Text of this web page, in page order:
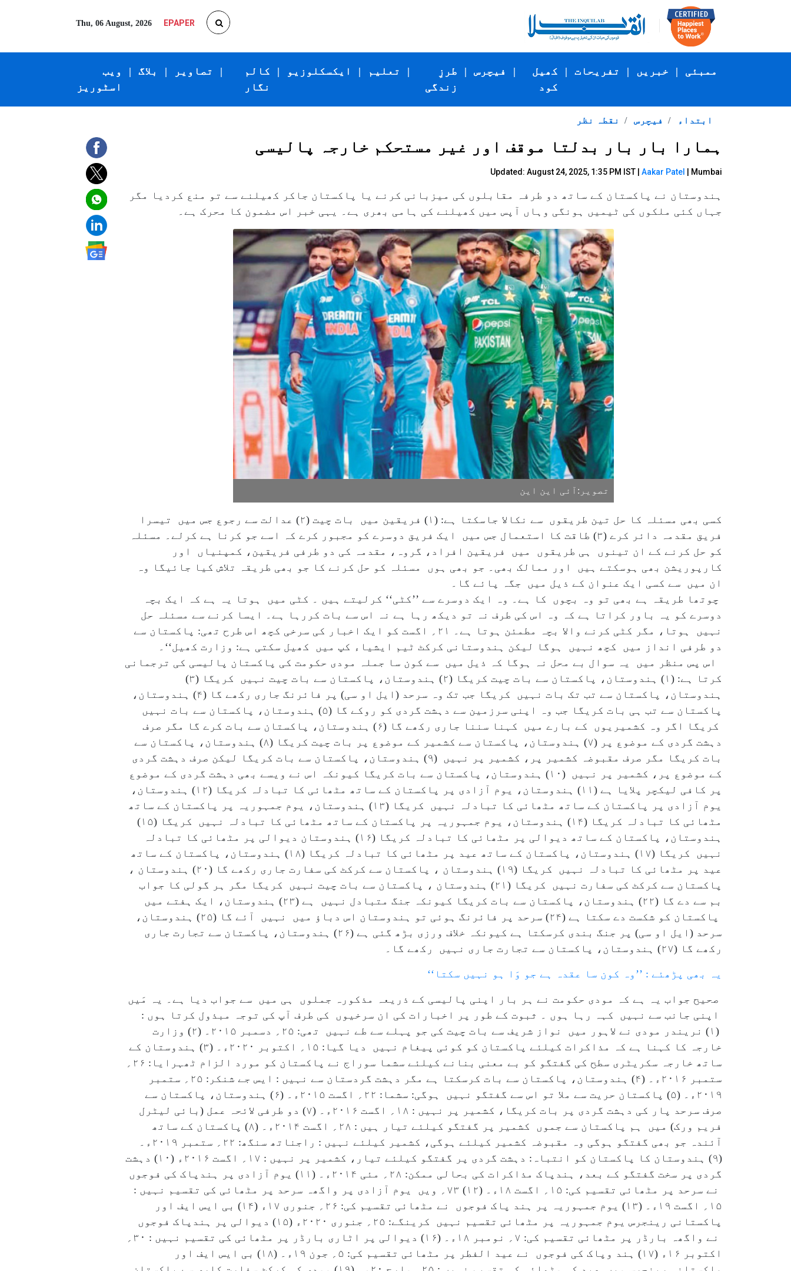
Thu, 06 August, 2026 EPAPER
ویب
اسٹوریز
| بلاگ | تصاویر |
کالم
نگار
| ایکسکلوزیو | تعلیم |
طرزِ
زندگی
| فیچرس |
کھیل
کود
| تفریحات | خبریں | ممبئی
نقطہ نظر فیچرس ابتداء
ہمارا بار بار بدلتا موقف اور غیر مستحکم خارجہ پالیسی
Updated: August 24, 2025, 1:35 PM IST | Aakar Patel | Mumbai
ہندوستان نے پاکستان کے ساتھ دو طرفہ مقابلوں کی میزبانی کرنے یا پاکستان جاکر کھیلنے سے تو منع کردیا مگر
جہاں کئی ملکوں کی ٹیمیں ہونگی وہاں آپس میں کھیلنے کی ہامی بھری ہے۔ یہی خبر اس مضمون کا محرک ہے۔
تصویر:آئی این این
کسی بھی مسئلہ کا حل تین طریقوں سے نکالا جاسکتا ہے: (۱) فریقین میں بات چیت (۲) عدالت سے رجوع جس میں تیسرا
فریق مقدمہ دائر کرے (۳) طاقت کا استعمال جس میں ایک فریق دوسرے کو مجبور کرے کہ اسے جو کرنا ہے کرلے۔ مسئلہ
کو حل کرنے کے ان تینوں ہی طریقوں میں فریقین افراد، گروہ، مقدمہ کی دو طرفی فریقین، کمپنیاں اور
کارپوریشن بھی ہوسکتے ہیں اور ممالک بھی۔ جو بھی ہوں مسئلہ کو حل کرنے کا جو بھی طریقہ تلاش کیا جائیگا وہ
ان میں سے کسی ایک عنوان کے ذیل میں جگہ پائے گا۔
چوتھا طریقہ ہے بھی تو وہ بچوں کا ہے۔ وہ ایک دوسرے سے ’’کٹی‘‘ کرلیتے ہیں ۔ کٹی میں ہوتا یہ ہے کہ ایک بچہ
دوسرے کو یہ باور کراتا ہے کہ وہ اس کی طرف نہ تو دیکھ رہا ہے نہ اس سے بات کررہا ہے۔ ایسا کرنے سے مسئلہ حل
نہیں ہوتا، مگر کٹی کرنے والا بچہ مطمئن ہوتا ہے۔ ۲۱؍ اگست کو ایک اخبار کی سرخی کچھ اس طرح تھی: پاکستان سے
دو طرفی انداز میں کچھ نہیں ہوگا لیکن ہندوستانی کرکٹ ٹیم ایشیاء کپ میں کھیل سکتی ہے: وزارت کھیل‘‘۔
اس پس منظر میں یہ سوال بے محل نہ ہوگا کہ ذیل میں سے کون سا جملہ مودی حکومت کی پاکستان پالیسی کی ترجمانی
کرتا ہے: (۱) ہندوستان، پاکستان سے بات چیت کریگا (۲) ہندوستان، پاکستان سے بات چیت نہیں کریگا (۳)
ہندوستان، پاکستان سے تب تک بات نہیں کریگا جب تک وہ سرحد (ایل او سی) پر فائرنگ جاری رکھے گا (۴) ہندوستان،
پاکستان سے تب ہی بات کریگا جب وہ اپنی سرزمین سے دہشت گردی کو روکے گا (۵) ہندوستان، پاکستان سے بات نہیں
کریگا اگر وہ کشمیریوں کے بارے میں کہنا سننا جاری رکھے گا (۶) ہندوستان، پاکستان سے بات کرے گا مگر صرف
دہشت گردی کے موضوع پر (۷) ہندوستان، پاکستان سے کشمیر کے موضوع پر بات چیت کریگا (۸) ہندوستان، پاکستان سے
بات کریگا مگر صرف مقبوضہ کشمیر پر، کشمیر پر نہیں (۹) ہندوستان، پاکستان سے بات کریگا لیکن صرف دہشت گردی
کے موضوع پر، کشمیر پر نہیں (۱۰) ہندوستان، پاکستان سے بات کریگا کیونکہ اس نے ویسے بھی دہشت گردی کے موضوع
پر کافی لیکچر پلایا ہے (۱۱) ہندوستان، یوم آزادی پر پاکستان کے ساتھ مٹھائی کا تبادلہ کریگا (۱۲) ہندوستان،
یوم آزادی پر پاکستان کے ساتھ مٹھائی کا تبادلہ نہیں کریگا (۱۳) ہندوستان، یوم جمہوریہ پر پاکستان کے ساتھ
مٹھائی کا تبادلہ کریگا (۱۴) ہندوستان، یوم جمہوریہ پر پاکستان کے ساتھ مٹھائی کا تبادلہ نہیں کریگا (۱۵)
ہندوستان، پاکستان کے ساتھ دیوالی پر مٹھائی کا تبادلہ کریگا (۱۶) ہندوستان دیوالی پر مٹھائی کا تبادلہ
نہیں کریگا (۱۷) ہندوستان، پاکستان کے ساتھ عید پر مٹھائی کا تبادلہ کریگا (۱۸) ہندوستان، پاکستان کے ساتھ
عید پر مٹھائی کا تبادلہ نہیں کریگا (۱۹) ہندوستان ، پاکستان سے کرکٹ کی سفارت جاری رکھے گا (۲۰) ہندوستان ،
پاکستان سے کرکٹ کی سفارت نہیں کریگا (۲۱) ہندوستان ، پاکستان سے بات چیت نہیں کریگا مگر ہر گولی کا جواب
بم سے دے گا (۲۲) ہندوستان، پاکستان سے بات کریگا کیونکہ جنگ متبادل نہیں ہے (۲۳) ہندوستان، ایک ہفتے میں
پاکستان کو شکست دے سکتا ہے (۲۴) سرحد پر فائرنگ ہوئی تو ہندوستان اس دباؤ میں نہیں آئے گا (۲۵) ہندوستان،
سرحد (ایل او سی) پر جنگ بندی کرسکتا ہے کیونکہ خلاف ورزی بڑھ گئی ہے (۲۶) ہندوستان، پاکستان سے تجارت جاری
رکھے گا (۲۷) ہندوستان، پاکستان سے تجارت جاری نہیں رکھے گا۔
یہ بھی پڑھئے : ’’وہ کون سا عقدہ ہے جو وَا ہو نہیں سکتا‘‘
صحیح جواب یہ ہے کہ مودی حکومت نے ہر بار اپنی پالیسی کے ذریعہ مذکورہ جملوں ہی میں سے جواب دیا ہے۔ یہ مَیں
اپنی جانب سے نہیں کہہ رہا ہوں ۔ ثبوت کے طور پر اخبارات کی ان سرخیوں کی طرف آپ کی توجہ مبذول کرتا ہوں :
(۱) نریندر مودی نے لاہور میں نواز شریف سے بات چیت کی جو پہلے سے طے نہیں تھی: ۲۵؍ دسمبر ۲۰۱۵۔ (۲) وزارت
خارجہ کا کہنا ہے کہ مذاکرات کیلئے پاکستان کو کوئی پیغام نہیں دیا گیا: ۱۵؍ اکتوبر ۲۰۲۰ء۔ (۳) ہندوستان کے
ساتھ خارجہ سکریٹری سطح کی گفتگو کو بے معنی بنانے کیلئے سشما سوراج نے پاکستان کو مورد الزام ٹھہرایا: ۲۶؍
ستمبر ۲۰۱۶ء۔ (۴) ہندوستان، پاکستان سے بات کرسکتا ہے مگر دہشت گردستان سے نہیں : ایس جے شنکر: ۲۵؍ ستمبر
۲۰۱۹ء۔ (۵) پاکستان حریت سے ملا تو اس سے گفتگو نہیں ہوگی: سشما: ۲۲؍ اگست ۲۰۱۵ء۔ (۶) ہندوستان، پاکستان سے
صرف سرحد پار کی دہشت گردی پر بات کریگا، کشمیر پر نہیں : ۱۸؍ اگست ۲۰۱۶ء۔ (۷) دو طرفی لائحہ عمل (بائی لیٹرل
فریم ورک) میں ہم پاکستان سے جموں کشمیر پر گفتگو کیلئے تیار ہیں : ۲۸؍ اگست ۲۰۱۴ء۔ (۸) پاکستان کے ساتھ
آئندہ جو بھی گفتگو ہوگی وہ مقبوضہ کشمیر کیلئے ہوگی، کشمیر کیلئے نہیں : راجناتھ سنگھ: ۲۲؍ ستمبر ۲۰۱۹ء۔
(۹) ہندوستان کا پاکستان کو انتباہ: دہشت گردی پر گفتگو کیلئے تیار، کشمیر پر نہیں : ۱۷؍ اگست ۲۰۱۶ء (۱۰) دہشت
گردی پر سخت گفتگو کے بعد، ہندپاک مذاکرات کی بحالی ممکن: ۲۸؍ مئی ۲۰۱۴ء۔ (۱۱) یوم آزادی پر ہندپاک کی فوجوں
نے سرحد پر مٹھائی تقسیم کی: ۱۵؍ اگست ۱۸ء۔ (۱۲) ۷۳؍ ویں یوم آزادی پر واگھہ سرحد پر مٹھائی کی تقسیم نہیں :
۱۵؍ اگست ۱۹ء۔ (۱۳) یوم جمہوریہ پر ہند پاک فوجوں نے مٹھائی تقسیم کی: ۲۶؍ جنوری ۱۷ء (۱۴) بی ایس ایف اور
پاکستانی رینجرس یوم جمہوریہ پر مٹھائی تقسیم نہیں کرینگے: ۲۵؍ جنوری ۲۰۲۰ء (۱۵) دیوالی پر ہندپاک فوجوں
نے واگھہ بارڈر پر مٹھائی تقسیم کی: ۷؍ نومبر ۱۸ء۔ (۱۶) دیوالی پر اٹاری بارڈر پر مٹھائی کی تقسیم نہیں : ۳۰؍
اکتوبر ۱۶ء (۱۷) ہند وپاک کی فوجوں نے عید الفطر پر مٹھائی تقسیم کی: ۵؍ جون ۱۹ء۔ (۱۸) بی ایس ایف اور